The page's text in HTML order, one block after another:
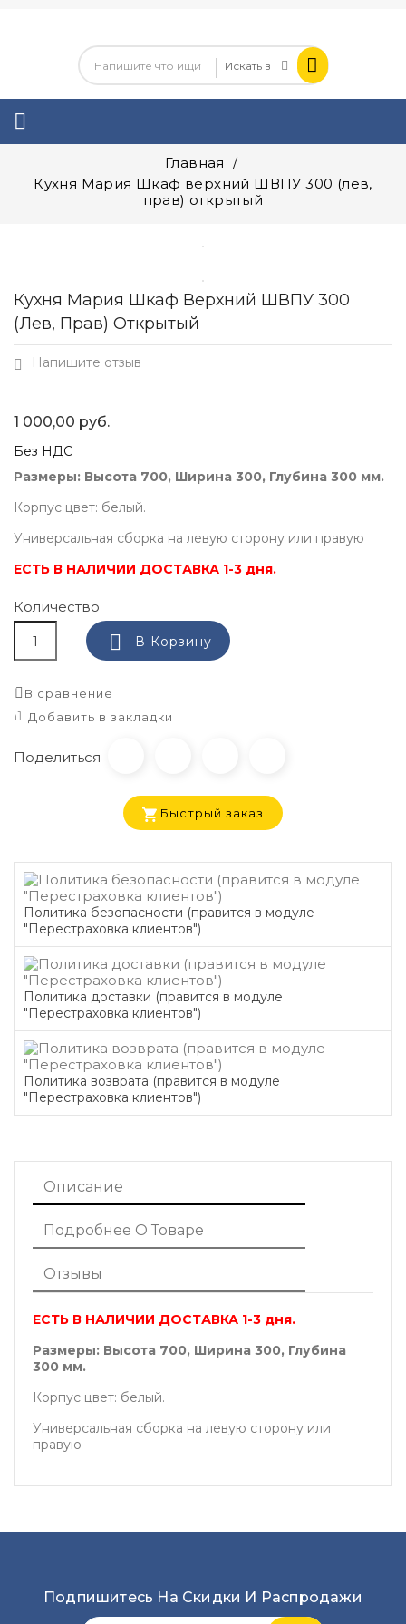

Главная
Кухня Мария Шкаф верхний ШВПУ 300 (лев,
прав) открытый
Кухня Мария Шкаф Верхний ШВПУ 300
(лев, Прав) Открытый
 Напишите отзыв
1 000,00 руб.
Без НДС
Размеры: Высота 700, Ширина 300, Глубина 300 мм.
Корпус цвет: белый.
Универсальная сборка на левую сторону или правую
ЕСТЬ В НАЛИЧИИ ДОСТАВКА 1-3 дня.
Количество
 В Корзину
В сравнение
Добавить в закладки
Поделиться
Быстрый заказ
Политика безопасности (правится в модуле
"Перестраховка клиентов")
Политика доставки (правится в модуле
"Перестраховка клиентов")
Политика возврата (правится в модуле
"Перестраховка клиентов")
Описание
Подробнее О Товаре
Отзывы
ЕСТЬ В НАЛИЧИИ ДОСТАВКА 1-3 дня.
Размеры: Высота 700, Ширина 300, Глубина
300 мм.
Корпус цвет: белый.
Универсальная сборка на левую сторону или
правую
Подпишитесь На Скидки И Распродажи